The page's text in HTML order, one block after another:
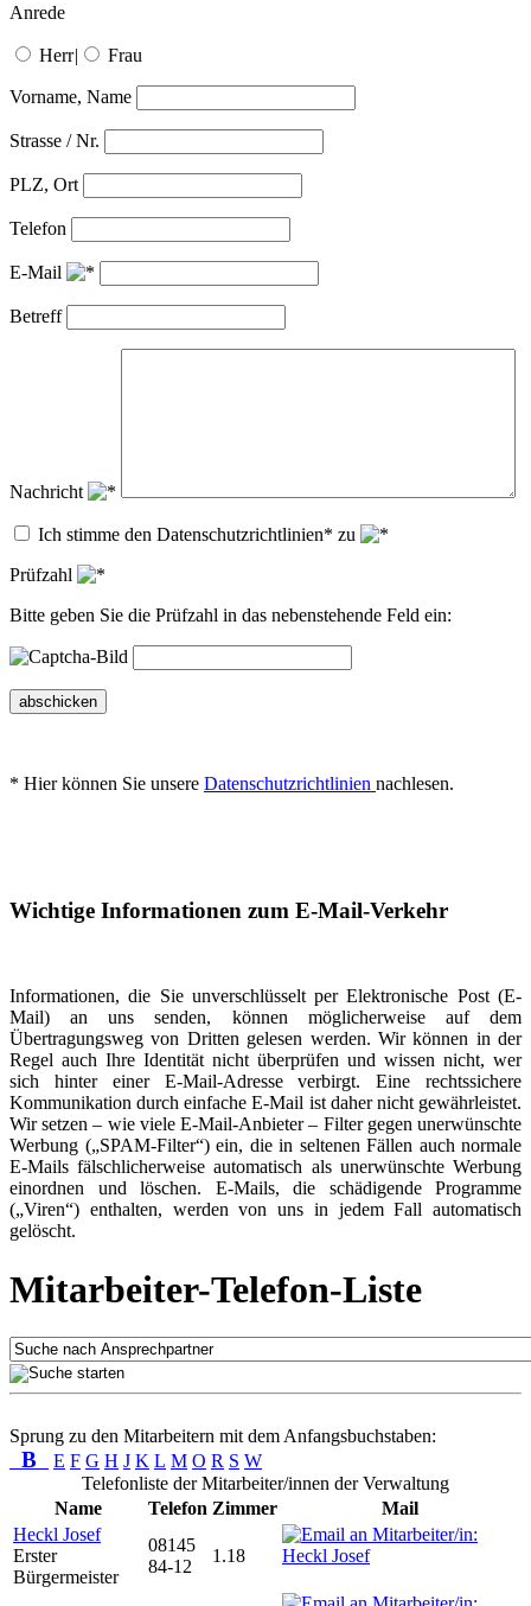
Anrede
Herr| Frau
Vorname, Name
Strasse / Nr.
PLZ, Ort
Telefon
E-Mail
Betreff
Nachricht
Ich stimme den Datenschutzrichtlinien* zu
Prüfzahl
Bitte geben Sie die Prüfzahl in das nebenstehende Feld ein:
abschicken
* Hier können Sie unsere Datenschutzrichtlinien nachlesen.
Wichtige Informationen zum E-Mail-Verkehr
Informationen, die Sie unverschlüsselt per Elektronische Post (E-
Mail) an uns senden, können möglicherweise auf dem
Übertragungsweg von Dritten gelesen werden. Wir können in der
Regel auch Ihre Identität nicht überprüfen und wissen nicht, wer
sich hinter einer E-Mail-Adresse verbirgt. Eine rechtssichere
Kommunikation durch einfache E-Mail ist daher nicht gewährleistet.
Wir setzen – wie viele E-Mail-Anbieter – Filter gegen unerwünschte
Werbung („SPAM-Filter“) ein, die in seltenen Fällen auch normale
E-Mails fälschlicherweise automatisch als unerwünschte Werbung
einordnen und löschen. E-Mails, die schädigende Programme
(„Viren“) enthalten, werden von uns in jedem Fall automatisch
gelöscht.
Mitarbeiter-Telefon-Liste
Sprung zu den Mitarbeitern mit dem Anfangsbuchstaben:
B E F G H J K L M O R S W
Telefonliste der Mitarbeiter/innen der Verwaltung
Name
Telefon Zimmer
Mail
Heckl Josef
Erster
Bürgermeister
08145
84-12
1.18